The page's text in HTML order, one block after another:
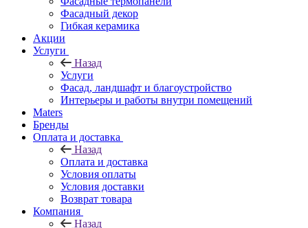
Фасадный декор
Гибкая керамика
Акции
Услуги
Назад
Услуги
Фасад, ландшафт и благоустройство
Интерьеры и работы внутри помещений
Maters
Бренды
Оплата и доставка
Назад
Оплата и доставка
Условия оплаты
Условия доставки
Возврат товара
Компания
Назад